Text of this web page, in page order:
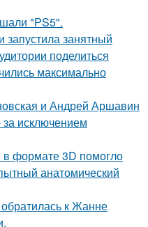
"PS5".
запустила занятный
поделиться
максимально
и Андрей Аршавин
за исключением
формате 3D помогло
анатомический
к Жанне